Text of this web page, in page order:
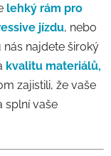
lehký rám pro
jízdu, nebo
nás najdete široký
kvalitu materiálů,
zajistili, že vaše
splní vaše